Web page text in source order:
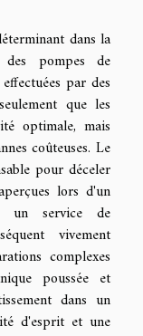
dans la
pompes de
par des
que les
optimale, mais
coûteuses. Le
pour déceler
lors d'un
un service de
vivement
complexes
poussée et
dans un
d'esprit et une